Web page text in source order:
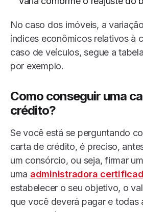
No caso dos imóveis, a
índices econômicos relativos à
caso de veículos, segue a
por exemplo.
Como conseguir uma
crédito?
Se você está se perguntando
carta de crédito, é preciso,
um consórcio, ou seja, firmar
uma administradora
estabelecer o seu objetivo, o
que você deverá pagar e todas